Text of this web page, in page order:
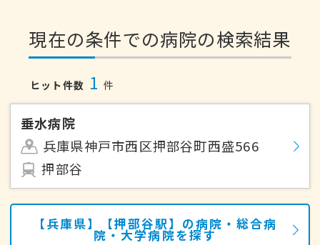
現在の条件での病院の検索結果
ヒット件数 1 件
垂水病院
兵庫県神戸市西区押部谷町西盛566
押部谷
【兵庫県】【押部谷駅】の病院・総合病
院・大学病院を探す